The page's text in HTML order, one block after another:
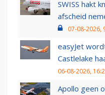
SWISS hakt
afscheid
07-08-2026,
easyJet
Castlelake
06-08-2026,
Apollo geen